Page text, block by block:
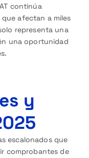
continúa
afectan a miles
representa una
una oportunidad
y
escalonados que
comprobantes de